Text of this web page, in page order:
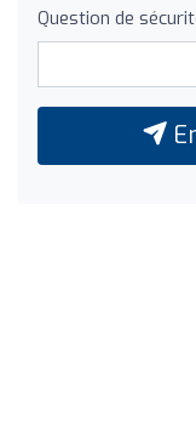
Question de